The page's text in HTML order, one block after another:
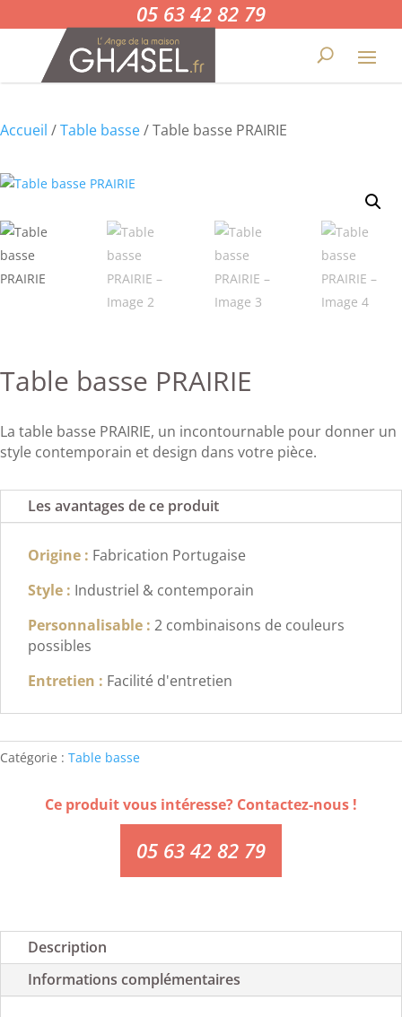
05 63 42 82 79
Accueil /Table basse/ Table basse PRAIRIE
Table basse PRAIRIE
La table basse PRAIRIE, un incontournable pour donner un
style contemporain et design dans votre pièce.
Les avantages de ce produit
Origine : Fabrication Portugaise
Style : Industriel & contemporain
Personnalisable : 2 combinaisons de couleurs
possibles
Entretien : Facilité d'entretien
Catégorie : Table basse
Ce produit vous intéresse? Contactez-nous !
05 63 42 82 79
Description
Informations complémentaires